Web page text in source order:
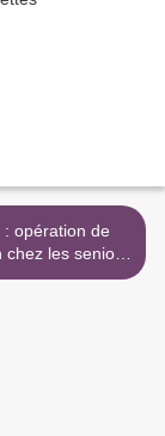
: opération de
les seniors
! >